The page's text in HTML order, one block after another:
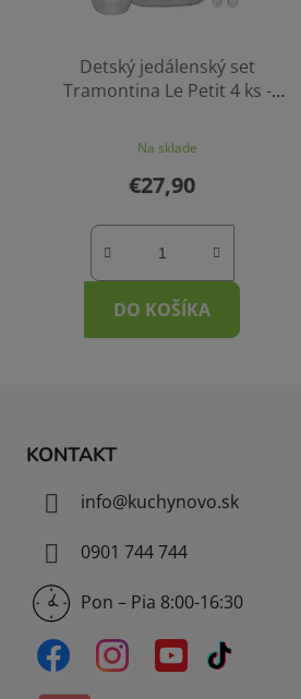
Detský jedálenský set
Tramontina Le Petit 4 ks -
Na sklade
€27,90
DO KOŠÍKA
KONTAKT
info@kuchynovo.sk
0901 744 744
Pon – Pia 8:00-16:30